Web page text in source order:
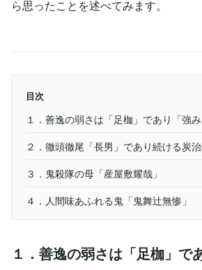
ら思ったことを述べてみます。
目次
１．善逸の弱さは「足枷」であり「強み
２．徹頭徹尾「長男」であり続ける炭
３．鬼殺隊の母「産屋敷耀哉」
４．人間味あふれる鬼「鬼舞辻無惨」
１．善逸の弱さは「足枷」で